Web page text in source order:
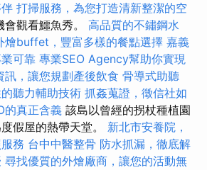
打掃服務，為您打造清新整潔的空
觀看鱷魚秀。 高品質的不鏽鋼水
燴buffet，豐富多樣的餐點選擇 嘉義
可靠 專業SEO Agency幫助你實現
訊，讓您規劃產後飲食 骨導式助聽
聽力輔助技術 抓姦蒐證，徵信社如
的真正含義 該島以曾經的拐杖種植園
假屋的熱帶天堂。 新北市安養院，
務 台中中醫整骨 防水抓漏，徹底解
尋找優質的外燴廠商，讓您的活動無